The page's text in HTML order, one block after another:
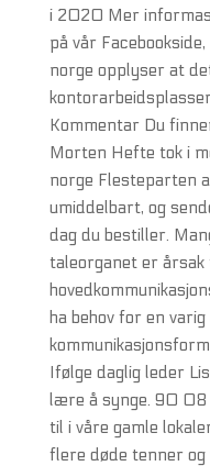
i 2020 Mer
på vår
norge opplyser at
Kommentar Du
Morten Hefte tok i
norge Flesteparten
umiddelbart, og
dag du bestiller.
taleorganet er
ha behov for en
Ifølge daglig leder
lære å synge. 90
til i våre gamle
flere døde tenner og